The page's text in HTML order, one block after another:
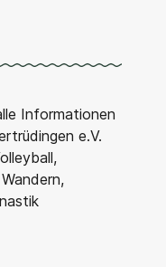
Informationen
e.V.